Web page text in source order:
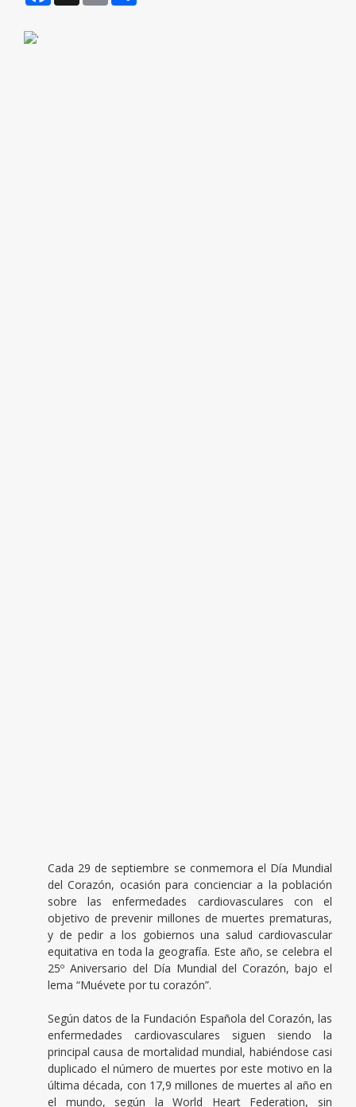
Cada 29 de septiembre se conmemora el Día Mundial
del Corazón, ocasión para concienciar a la población
sobre las enfermedades cardiovasculares con el
objetivo de prevenir millones de muertes prematuras,
y de pedir a los gobiernos una salud cardiovascular
equitativa en toda la geografía. Este año, se celebra el
25º Aniversario del Día Mundial del Corazón, bajo el
lema “Muévete por tu corazón”.
Según datos de la Fundación Española del Corazón, las
enfermedades cardiovasculares siguen siendo la
principal causa de mortalidad mundial, habiéndose casi
duplicado el número de muertes por este motivo en la
última década, con 17,9 millones de muertes al año en
el mundo, según la World Heart Federation, sin